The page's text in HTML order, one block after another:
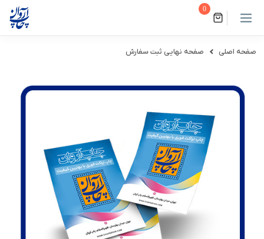
0
صفحه اصلی صفحه نهایی ثبت سفارش